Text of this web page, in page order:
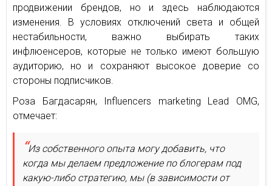
продвижении брендов, но и здесь наблюдаются
изменения. В условиях отключений света и общей
нестабильности, важно выбирать таких
инфлюенсеров, которые не только имеют большую
аудиторию, но и сохраняют высокое доверие со
стороны подписчиков.
Роза Багдасарян, Influencers marketing Lead OMG,
отмечает:
Из собственного опыта могу добавить, что
когда мы делаем предложение по блогерам под
какую-либо стратегию, мы (в зависимости от